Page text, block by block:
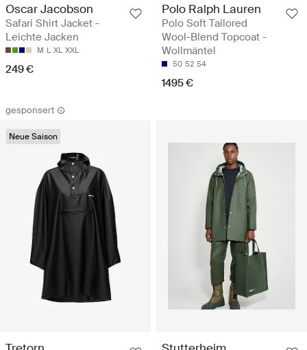
Oscar Jacobson
Safari Shirt Jacket -
Leichte Jacken
M L XL XXL
249 €
Polo Ralph Lauren
Polo Soft Tailored
Wool-Blend Topcoat -
Wollmäntel
50 52 54
1495 €
gesponsert
Neue Saison